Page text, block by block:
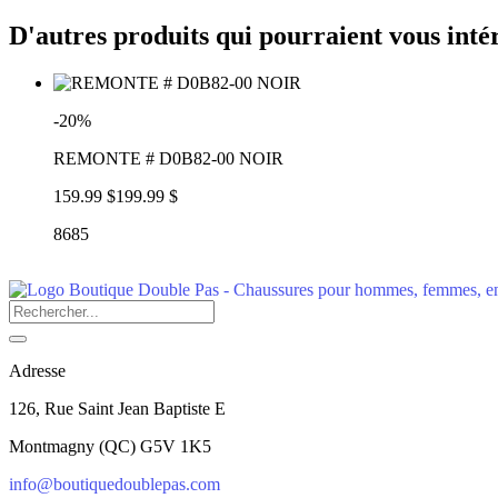
D'autres produits qui pourraient vous
-20%
REMONTE # D0B82-00 NOIR
159.99 $199.99 $
8685
Adresse
126, Rue Saint Jean Baptiste E
Montmagny (QC) G5V 1K5
info@boutiquedoublepas.com